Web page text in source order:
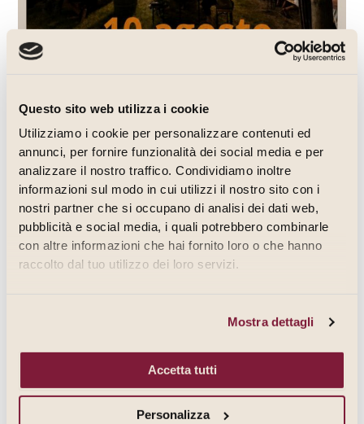
Questo sito web utilizza i cookie
Utilizziamo i cookie per personalizzare contenuti ed
annunci, per fornire funzionalità dei social media e per
analizzare il nostro traffico. Condividiamo inoltre
informazioni sul modo in cui utilizzi il nostro sito con i
nostri partner che si occupano di analisi dei dati web,
pubblicità e social media, i quali potrebbero combinarle
con altre informazioni che hai fornito loro o che hanno
raccolto dal tuo utilizzo dei loro servizi.
Mostra dettagli
Accetta tutti
Personalizza
Acque e Miracoli a Tebano –
Pizza sotto le stelle
Acque e miracoli da recuperare, un giro pizza da degustare
e un concerto tutto da vivere.